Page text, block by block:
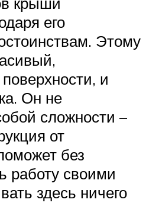
его
Этому
и
Он не
сложности –
от
без
работу своими
здесь ничего